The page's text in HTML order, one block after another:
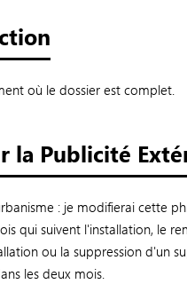
où le dossier est complet.
la Publicité
: je modifierai cette
qui suivent l'installation, le
ou la suppression d'un
les deux mois.